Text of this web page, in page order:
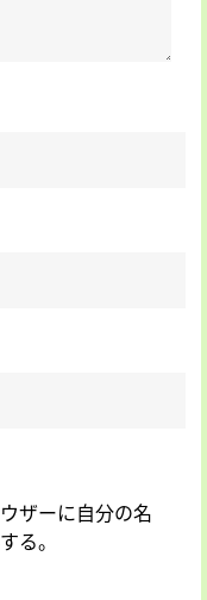
ザーに自分の名
る。